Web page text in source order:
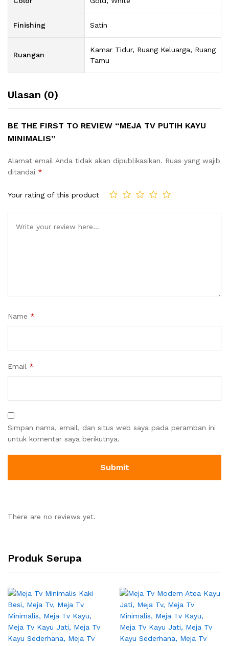
Finishing Satin
Ruangan
Kamar Tidur, Ruang Keluarga, Ruang
Tamu
Ulasan (0)
BE THE FIRST TO REVIEW “MEJA TV PUTIH KAYU
MINIMALIS”
Alamat email Anda tidak akan dipublikasikan. Ruas yang wajib
ditandai *
Your rating of this product
Name *
Email *
Simpan nama, email, dan situs web saya pada peramban ini
untuk komentar saya berikutnya.
There are no reviews yet.
Produk Serupa